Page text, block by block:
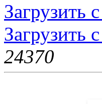
Загрузить
Загрузить
24370